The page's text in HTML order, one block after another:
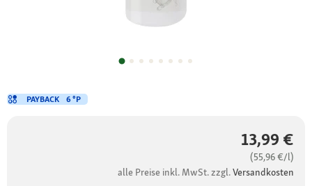
13,99 €
(55,96 €/l)
alle Preise inkl. MwSt. zzgl.Versandkosten
PAYBACK 6 °P